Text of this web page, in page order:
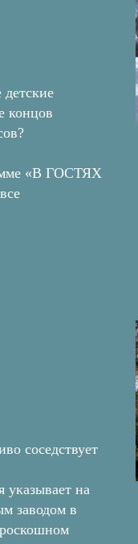
концов
«В ГОСТЯХ
соседствует
на
заводом в